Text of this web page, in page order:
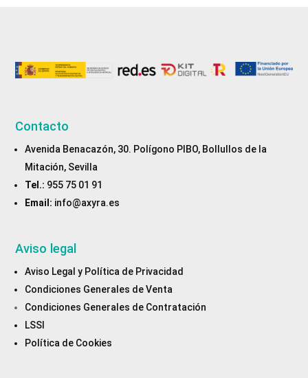
Contacto
Avenida Benacazón, 30. Polígono PIBO, Bollullos de la
Mitación, Sevilla
Tel.: 955 75 01 91
Email: info@axyra.es
Aviso legal
Aviso Legal y Política de Privacidad
Condiciones Generales de Venta
Condiciones Generales de Contratación
LSSI
Política de Cookies